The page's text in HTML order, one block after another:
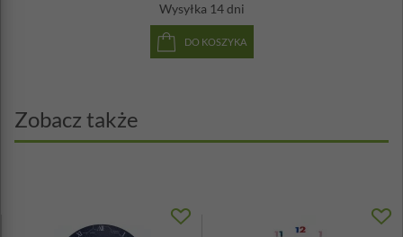
Wysyłka 14 dni
DO KOSZYKA
Zobacz także